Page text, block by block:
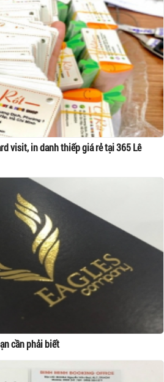
visit, in danh thiếp giá rẻ tại 365 Lê
cần phải biết